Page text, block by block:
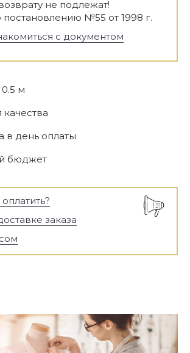
не подлежат!
постановлению №55 от 1998 г.
с документом
м
качества
в день оплаты
бюджет
заказа